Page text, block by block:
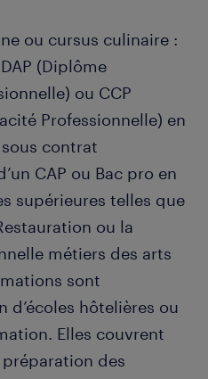
ou cursus culinaire :
(Diplôme
ou CCP
Professionnelle) en
contrat
CAP ou Bac pro en
supérieures telles que
ou la
métiers des arts
sont
d’écoles hôtelières ou
Elles couvrent
des